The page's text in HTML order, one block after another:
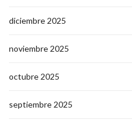
diciembre 2025
noviembre 2025
octubre 2025
septiembre 2025